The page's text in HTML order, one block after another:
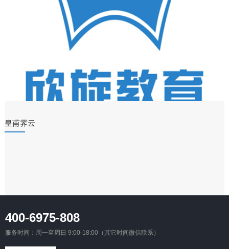
皇甫霁云
400-6975-808
服务时间：周一至周日 9:00-18:00（其它时间微信联系）